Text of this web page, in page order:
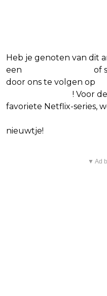
Heb je genoten van dit
een
of
door ons te volgen op
! Voor
favoriete Netflix-series,
nieuwtje!
▼ Ad